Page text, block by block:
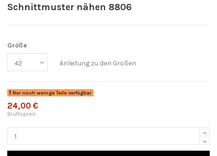
Schnittmuster nähen 8806
Größe
Anleitung zu den Größen
Nur noch wenige Teile verfügbar
24,00 €
Bruttopreis